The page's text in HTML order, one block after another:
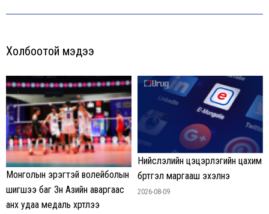
Холбоотой мэдээ
Монголын эрэгтэй волейболын
шигшээ баг Зүүн Азийн аваргаас
анх удаа медаль хүртлээ
Нийслэлийн цэцэрлэгийн цахим
бүртгэл маргааш эхэлнэ
2026-08-09